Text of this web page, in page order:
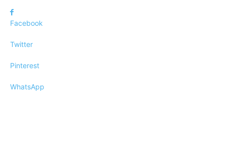
Facebook
Twitter
Pinterest
WhatsApp